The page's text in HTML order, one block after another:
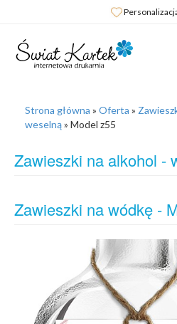
Strona główna » Oferta »
weselną» Model z55
Zawieszki na alkohol -
Zawieszki na wódkę -